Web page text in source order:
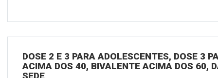
DOSE 2 E 3 PARA ADOLESCENTES, DOSE 3
ACIMA DOS 40, BIVALENTE ACIMA DOS 60,